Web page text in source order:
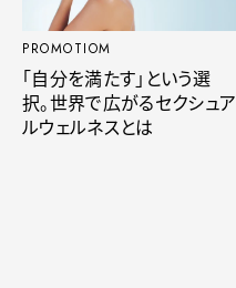
PROMOTIOM
「自分を満たす」という選
択。世界で広がるセクシュア
ルウェルネスとは